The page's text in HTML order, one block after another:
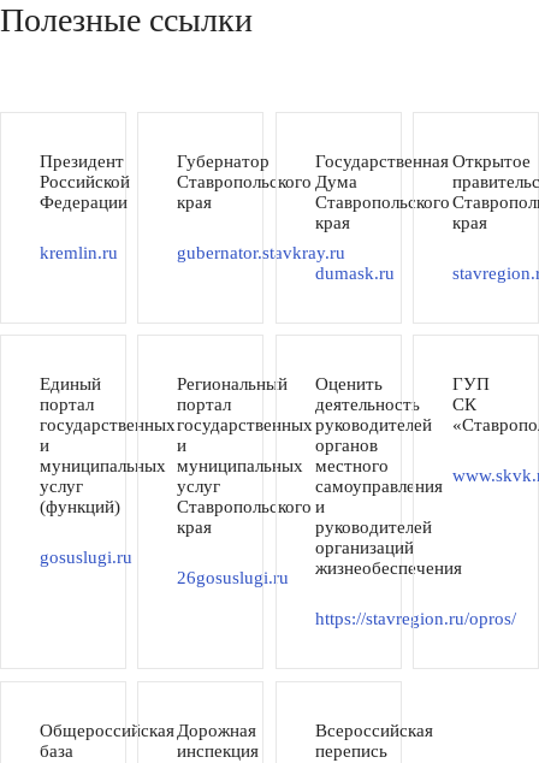
Полезные ссылки
Президент
Российской
Федерации
kremlin.ru
Губернатор
Ставропольского
края
gubernator.stavkray.ru
Государственная
Дума
Ставропольского
края
dumask.ru
Открытое
края
Единый
портал
государственных
и
муниципальных
услуг
(функций)
gosuslugi.ru
Региональный
портал
государственных
и
муниципальных
услуг
Ставропольского
края
26gosuslugi.ru
Оценить
деятельность
руководителей
органов
местного
самоуправления
и
руководителей
организаций
жизнеобеспечения
https://stavregion.ru/opros/
ГУП
СК
Общероссийская
база
Дорожная
инспекция
Всероссийская
перепись